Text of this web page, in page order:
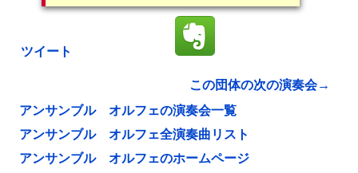
ツイート
この団体の次の演奏会→
アンサンブル オルフェの演奏会一覧
アンサンブル オルフェ全演奏曲リスト
アンサンブル オルフェのホームページ